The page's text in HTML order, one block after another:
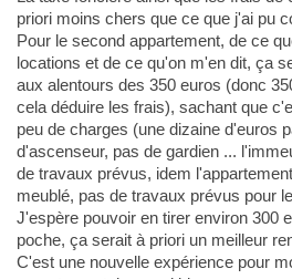
priori moins chers que ce que j'ai pu
Pour le second appartement, de ce
locations et de ce qu'on m'en dit, ça
aux alentours des 350 euros (donc
cela déduire les frais), sachant que
peu de charges (une dizaine d'euros
d'ascenseur, pas de gardien ...
de travaux prévus, idem
meublé, pas de travaux prévus pour
J'espère pouvoir en tirer environ 300
poche, ça serait à priori un meilleur
C'est une nouvelle expérience pour